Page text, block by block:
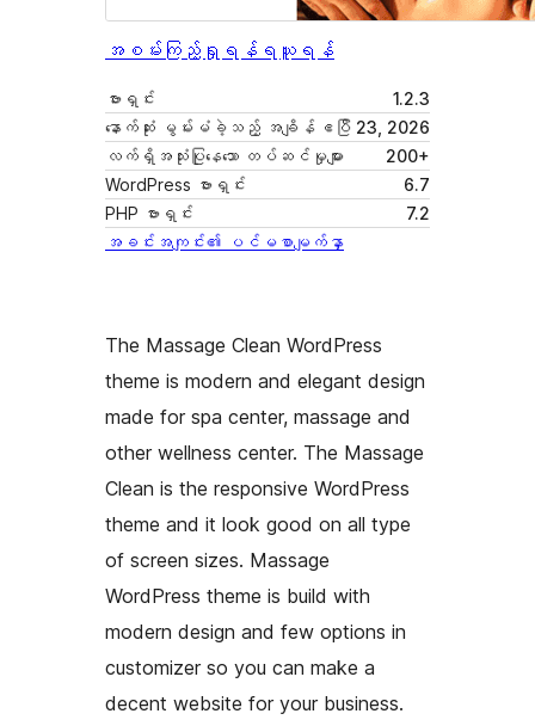
အစမ်းကြည့်ရှုရန် ရယူရန်
ဗားရှင်း
1.2.3
နောက်ဆုံး မွမ်းမံခဲ့သည့် အချိန် ဧပြီ 23, 2026
လက်ရှိအသုံးပြုနေသော တပ်ဆင်မှုများ
200+
WordPress ဗားရှင်း
6.7
PHP ဗားရှင်း
7.2
အခင်းအကျင်း၏ ပင်မစာမျက်နှာ
The Massage Clean WordPress
theme is modern and elegant design
made for spa center, massage and
other wellness center. The Massage
Clean is the responsive WordPress
theme and it look good on all type
of screen sizes. Massage
WordPress theme is build with
modern design and few options in
customizer so you can make a
decent website for your business.